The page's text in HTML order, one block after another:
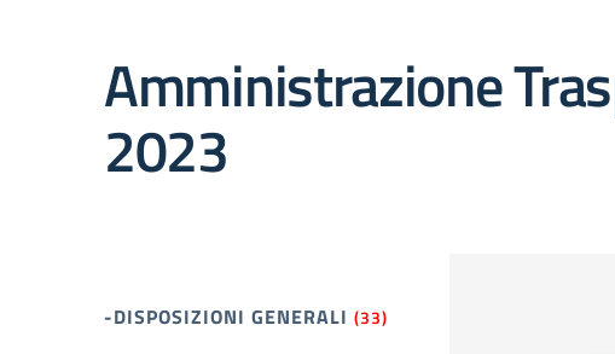
Amministrazione
2023
-DISPOSIZIONI GENERALI (33)